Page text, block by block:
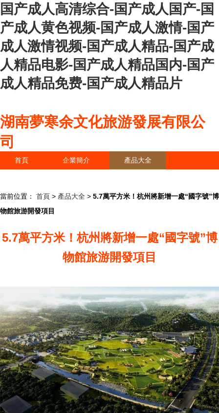
国产成人高清综合-国产成人国产-国
产成人黄色视频-国产成人激情-国产
成人激情视频-国产成人精品-国产成
人精品电影-国产成人精品国内-国产
成人精品免费-国产成人精品片
湖南夢寒余文化旅游發展有限公
司
首頁 企業簡介 產品大全
當前位置： 首頁 > 產品大全 > 5.7萬平方米！杭州將新增一處“國字號”博
物館旅游開發項目
5.7萬平方米！杭州將新增一處“國字號”博
物館旅游開發項目